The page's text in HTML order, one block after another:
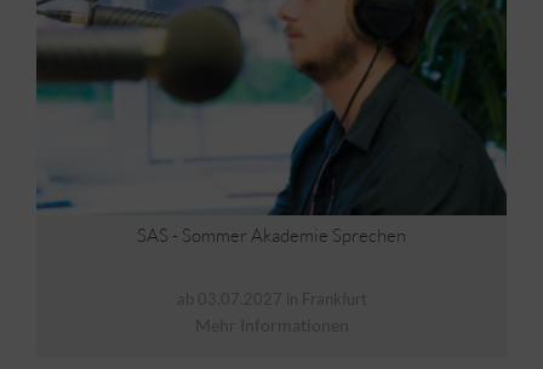
SAS - Sommer Akademie Sprechen
ab 03.07.2027 in Frankfurt
Mehr Informationen